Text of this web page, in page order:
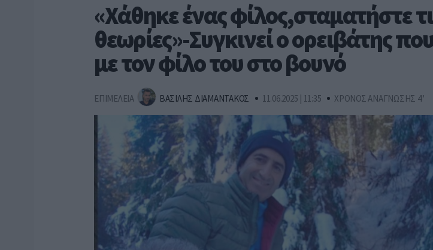
«Χάθηκε ένας φίλος,σταματήστε
θεωρίες»-Συγκινεί ο ορειβάτης
με τον φίλο του στο βουνό
ΕΠΙΜΕΛΕΙΑ ΒΑΣΙΛΗΣ ΔΙΑΜΑΝΤΑΚΟΣ 11.06.2025 | 11:35 ΧΡΟΝΟΣ ΑΝΑΓΝΩΣΗΣ 4 '